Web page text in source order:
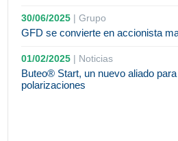
30/06/2025 |Grupo
GFD se convierte en accionista
01/02/2025 | Noticias
Buteo® Start, un nuevo aliado
polarizaciones